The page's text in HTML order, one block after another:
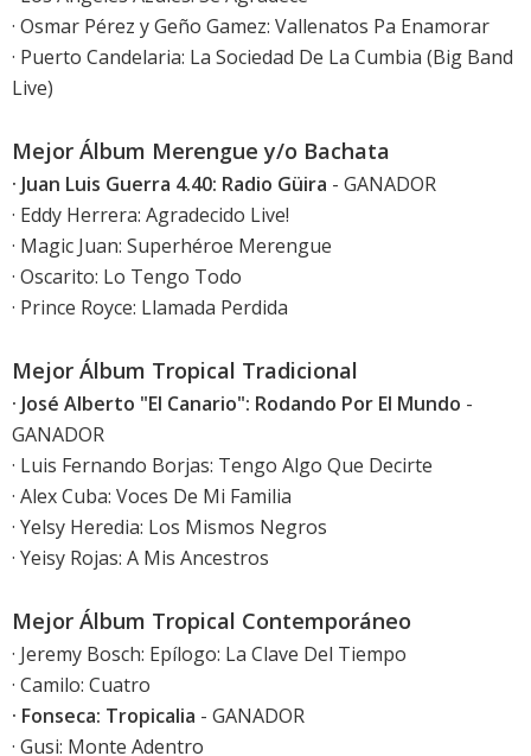
· Osmar Pérez y Geño Gamez: Vallenatos Pa Enamorar
· Puerto Candelaria: La Sociedad De La Cumbia (Big Band
Live)
Mejor Álbum Merengue y/o Bachata
· Juan Luis Guerra 4.40: Radio Güira - GANADOR
· Eddy Herrera: Agradecido Live!
· Magic Juan: Superhéroe Merengue
· Oscarito: Lo Tengo Todo
· Prince Royce: Llamada Perdida
Mejor Álbum Tropical Tradicional
· José Alberto "El Canario": Rodando Por El Mundo -
GANADOR
· Luis Fernando Borjas: Tengo Algo Que Decirte
· Alex Cuba: Voces De Mi Familia
· Yelsy Heredia: Los Mismos Negros
· Yeisy Rojas: A Mis Ancestros
Mejor Álbum Tropical Contemporáneo
· Jeremy Bosch: Epílogo: La Clave Del Tiempo
· Camilo: Cuatro
· Fonseca: Tropicalia - GANADOR
· Gusi: Monte Adentro